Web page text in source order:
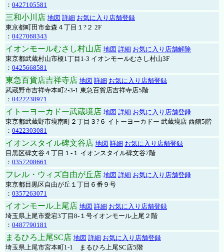
： 0427105581
三和小川店 地図 詳細 お気に入り店舗登録
東京都町田市金森４丁目１?２ 2F
： 0427068343
イオンモールむさし村山店 地図 詳細 お気に入り店舗解除
東京都武蔵村山市榎1丁目1-3 イオンモールむさし村山3F
： 0425668581
東急百貨店吉祥寺店 地図 詳細 お気に入り店舗登録
武蔵野市吉祥寺本町2-3-1 東急百貨店吉祥寺店5階
： 0422238971
イトーヨーカドー武蔵境店 地図 詳細 お気に入り店舗登録
東京都武蔵野市境南町２丁目３?６ イトーヨーカドー 武蔵境店 西館5階
： 0422303081
イオンスタイル碑文谷店 地図 詳細 お気に入り店舗登録
目黒区碑文谷４丁目１-１ イオンスタイル碑文谷7階
： 0357208661
フレル・ウィズ自由が丘店 地図 詳細 お気に入り店舗登録
東京都目黒区自由が丘１丁目６番９号
： 0357263071
イオンモール上尾店 地図 詳細 お気に入り店舗登録
埼玉県上尾市愛宕3丁目8-１号イオンモール上尾２階
： 0487790181
まるひろ上尾SC店 地図 詳細 お気に入り店舗登録
埼玉県上尾市宮本町1-1 まるひろ上尾SC店5階